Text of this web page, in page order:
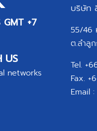
GMT +7
US
networks
บริษัท
55/46
ต.ลำลู
Tel.
Fax.
Email :